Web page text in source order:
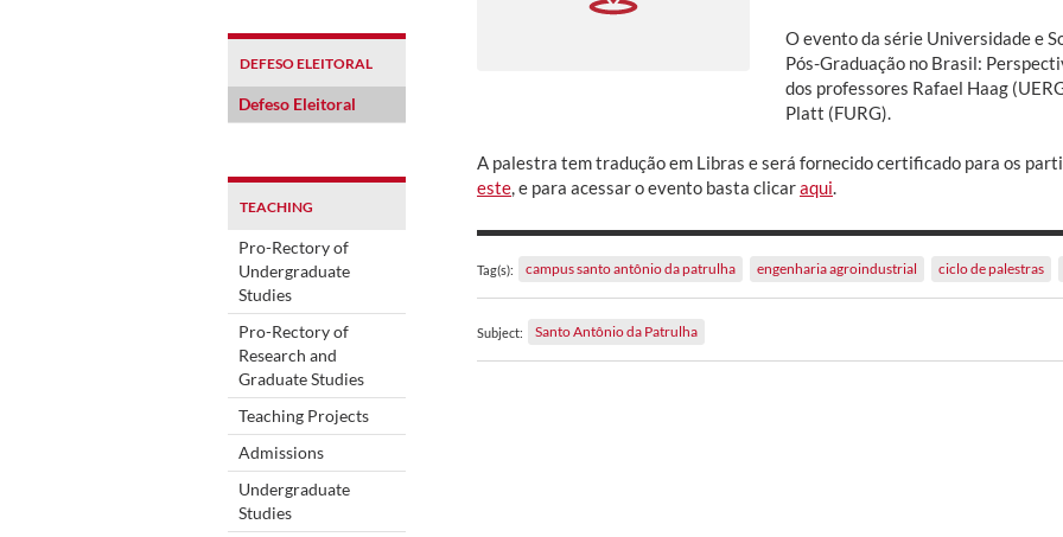
DEFESO ELEITORAL
Defeso Eleitoral
TEACHING
Pro-Rectory of
Undergraduate
Studies
Pro-Rectory of
Research and
Graduate Studies
Teaching Projects
Admissions
Undergraduate
Studies
O evento da série Universidade e
Pós-Graduação no Brasil:
dos professores Rafael Haag
Platt (FURG).
A palestra tem tradução em Libras e será fornecido certificado para os
este , e para acessar o evento basta clicaraqui
Tag(s): campus santo antônio da patrulha engenharia agroindustrial ciclo de palestras
Subject: Santo Antônio da Patrulha